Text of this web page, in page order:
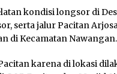
kondisi longsor di
serta jalur Pacitan
di Kecamatan Nawangan.
karena di lokasi